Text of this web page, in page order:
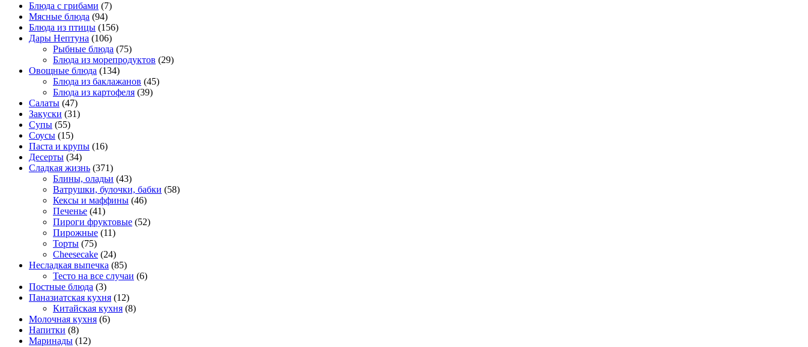
Блюда с грибами (7)
Мясные блюда (94)
Блюда из птицы (156)
Дары Нептуна (106)
Рыбные блюда (75)
Блюда из морепродуктов (29)
Овощные блюда (134)
Блюда из баклажанов (45)
Блюда из картофеля (39)
Салаты (47)
Закуски (31)
Супы (55)
Соусы (15)
Паста и крупы (16)
Десерты (34)
Сладкая жизнь (371)
Блины, оладьи (43)
Ватрушки, булочки, бабки (58)
Кексы и маффины (46)
Печенье (41)
Пироги фруктовые (52)
Пирожные (11)
Торты (75)
Cheesecake (24)
Несладкая выпечка (85)
Тесто на все случаи (6)
Постные блюда (3)
Паназиатская кухня (12)
Китайская кухня (8)
Молочная кухня (6)
Напитки (8)
Маринады (12)